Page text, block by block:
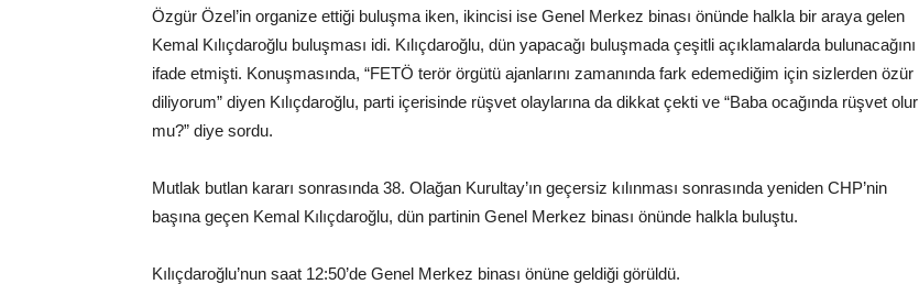
Özgür Özel’in organize ettiği buluşma iken, ikincisi ise Genel Merkez binası önünde halkla bir araya gelen
Kemal Kılıçdaroğlu buluşması idi. Kılıçdaroğlu, dün yapacağı buluşmada çeşitli açıklamalarda bulunacağını
ifade etmişti. Konuşmasında, “FETÖ terör örgütü ajanlarını zamanında fark edemediğim için sizlerden özür
diliyorum” diyen Kılıçdaroğlu, parti içerisinde rüşvet olaylarına da dikkat çekti ve “Baba ocağında rüşvet olur
mu?” diye sordu.
Mutlak butlan kararı sonrasında 38. Olağan Kurultay’ın geçersiz kılınması sonrasında yeniden CHP’nin
başına geçen Kemal Kılıçdaroğlu, dün partinin Genel Merkez binası önünde halkla buluştu.
Kılıçdaroğlu’nun saat 12:50’de Genel Merkez binası önüne geldiği görüldü.